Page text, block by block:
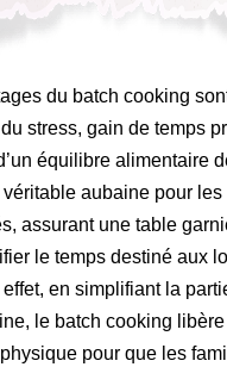
du batch cooking
stress, gain de temps
équilibre alimentaire
véritable aubaine pour les
assurant une table
le temps destiné aux
effet, en simplifiant la
le batch cooking
pour que les